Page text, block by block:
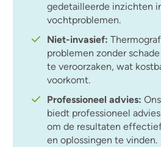
gedetailleerde inzichten
vochtproblemen.
Niet-invasief:
problemen zonder
te veroorzaken, wat
voorkomt.
Professioneel advies:
biedt professioneel
om de resultaten
en oplossingen te vinden.